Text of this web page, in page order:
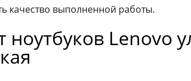
качество выполненной работы.
ноутбуков Lenovo